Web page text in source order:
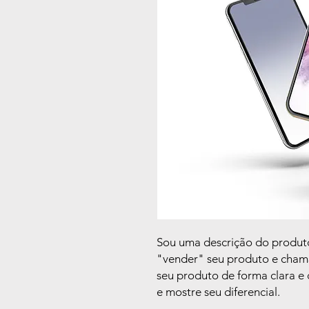
Sou uma descrição do
"vender" seu produto e
seu produto de forma clara e
e mostre seu diferencial.